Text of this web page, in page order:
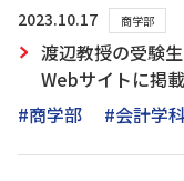
2023.10.17 商学部
渡辺教授の受験
Webサイトに掲
#商学部
#会計学